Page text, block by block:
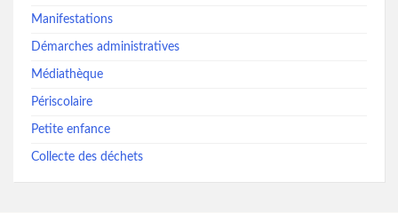
Manifestations
Démarches administratives
Médiathèque
Périscolaire
Petite enfance
Collecte des déchets